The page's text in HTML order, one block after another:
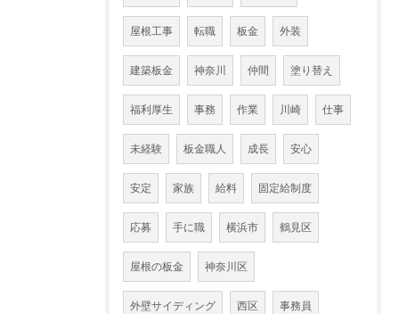
屋根工事 転職 板金 外装
建築板金 神奈川 仲間 塗り替え
福利厚生 事務 作業 川崎 仕事
未経験 板金職人 成長 安心
安定 家族 給料 固定給制度
応募 手に職 横浜市 鶴見区
屋根の板金 神奈川区
外壁サイディング 西区 事務員